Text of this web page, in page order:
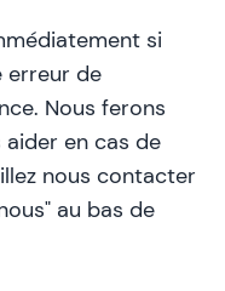
si
erreur de
Nous ferons
en cas de
nous contacter
au bas de